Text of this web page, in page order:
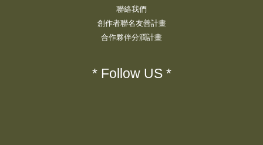
聯絡我們
創作者聯名友善計畫
合作夥伴分潤計畫
* Follow US *